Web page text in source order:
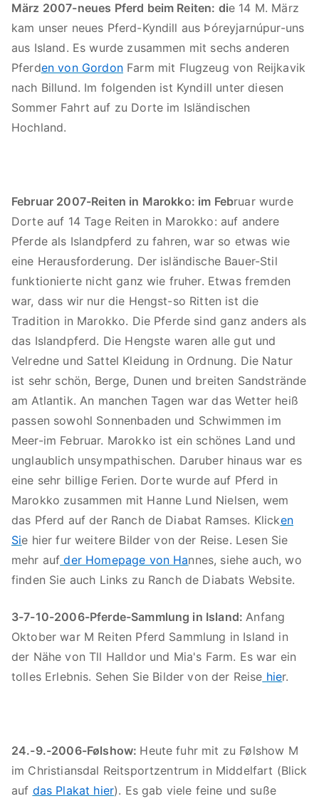
März 2007-neues Pferd beim Reiten: die 14 M. März
kam unser neues Pferd-Kyndill aus Þóreyjarnúpur-uns
aus Island. Es wurde zusammen mit sechs anderen
Pferden von GordonFarm mit Flugzeug von Reijkavik
nach Billund. Im folgenden ist Kyndill unter diesen
Sommer Fahrt auf zu Dorte im Isländischen
Hochland.
Februar 2007-Reiten in Marokko: im Februar wurde
Dorte auf 14 Tage Reiten in Marokko: auf andere
Pferde als Islandpferd zu fahren, war so etwas wie
eine Herausforderung. Der isländische Bauer-Stil
funktionierte nicht ganz wie fruher. Etwas fremden
war, dass wir nur die Hengst-so Ritten ist die
Tradition in Marokko. Die Pferde sind ganz anders als
das Islandpferd. Die Hengste waren alle gut und
Velredne und Sattel Kleidung in Ordnung. Die Natur
ist sehr schön, Berge, Dunen und breiten Sandstrände
am Atlantik. An manchen Tagen war das Wetter heiß
passen sowohl Sonnenbaden und Schwimmen im
Meer-im Februar. Marokko ist ein schönes Land und
unglaublich unsympathischen. Daruber hinaus war es
eine sehr billige Ferien. Dorte wurde auf Pferd in
Marokko zusammen mit Hanne Lund Nielsen, wem
das Pferd auf der Ranch de Diabat Ramses. Klicken
Sie hier fur weitere Bilder von der Reise. Lesen Sie
mehr auf der Homepage von Hannes, siehe auch, wo
finden Sie auch Links zu Ranch de Diabats Website.
3-7-10-2006-Pferde-Sammlung in Island:Anfang
Oktober war M Reiten Pferd Sammlung in Island in
der Nähe von Tll Halldor und Mia's Farm. Es war ein
tolles Erlebnis. Sehen Sie Bilder von der Reise hier.
24.-9.-2006-Følshow: Heute fuhr mit zu Følshow M
im Christiansdal Reitsportzentrum in Middelfart (Blick
auf das Plakat hier). Es gab viele feine und suße